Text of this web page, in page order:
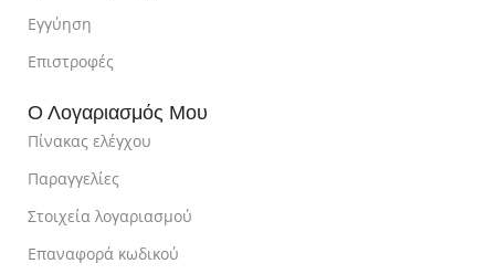
Εγγύηση
Επιστροφές
Ο Λογαριασμός Μου
Πίνακας ελέγχου
Παραγγελίες
Στοιχεία λογαριασμού
Επαναφορά κωδικού